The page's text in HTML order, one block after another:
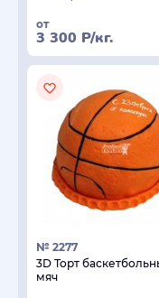
от
3 300 Р/кг.
№ 2277
3D Торт
мяч